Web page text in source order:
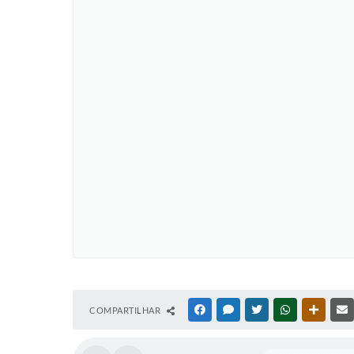
COMPARTILHAR FACEBOOKMESSENGER
TWITTERWHATSAPP